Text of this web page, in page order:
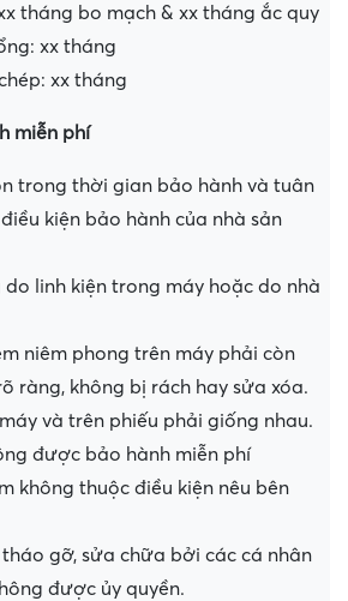
tháng bo mạch & xx tháng ắc quy
xx tháng
xx tháng
miễn phí
trong thời gian bảo hành và tuân
kiện bảo hành của nhà sản
do linh kiện trong máy hoặc do nhà
niêm phong trên máy phải còn
ràng, không bị rách hay sửa xóa.
và trên phiếu phải giống nhau.
được bảo hành miễn phí
không thuộc điều kiện nêu bên
gỡ, sửa chữa bởi các cá nhân
được ủy quyền.